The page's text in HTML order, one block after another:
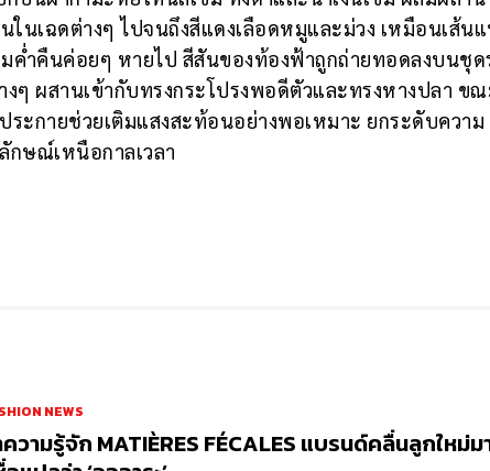
ในเฉดต่างๆ ไปจนถึงสีแดงเลือดหมูและม่วง เหมือนเส้น
มค่ำคืนค่อยๆ หายไป สีสันของท้องฟ้าถูกถ่ายทอดลงบนชุด
ๆ ผสานเข้ากับทรงกระโปรงพอดีตัวและทรงหางปลา ข
กายช่วยเติมแสงสะท้อนอย่างพอเหมาะ ยกระดับความ
กษณ์เหนือกาลเวลา
NEWS
วามรู้จัก MATIÈRES FÉCALES แบรนด์คลื่นลูกใหม่